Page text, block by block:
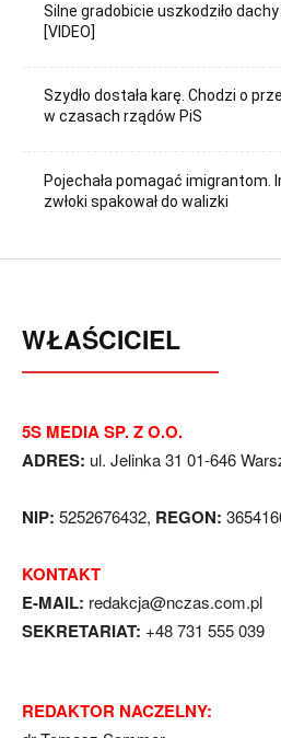
Silne gradobicie uszkodziło
[VIDEO]
Szydło dostała karę. Chodzi o
w czasach rządów PiS
Pojechała pomagać imigrantom.
zwłoki spakował do walizki
WŁAŚCICIEL
5S MEDIA SP. Z O.O.
ADRES: ul. Jelinka 31 01-646
NIP: 5252676432, REGON:
KONTAKT
E-MAIL: redakcja@nczas.com.pl
SEKRETARIAT: +48 731 555 039
REDAKTOR NACZELNY: